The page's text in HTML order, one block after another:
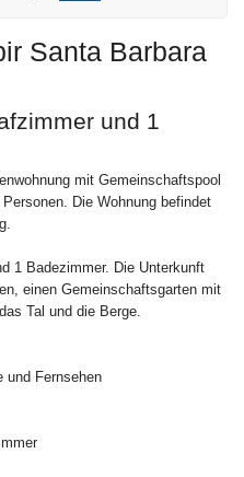
Santa Barbara
und 1
mit Gemeinschaftspool
Die Wohnung befindet
1 Badezimmer. Die Unterkunft
einen Gemeinschaftsgarten mit
Tal und die Berge.
und Fernsehen